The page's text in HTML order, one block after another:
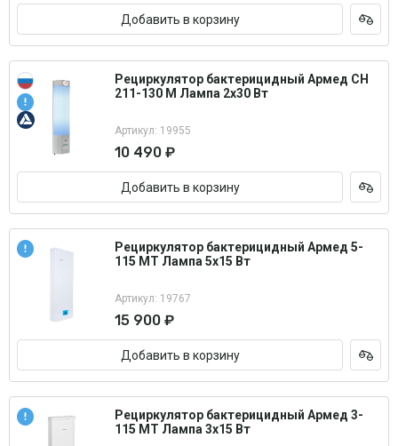
Добавить в корзину
Рециркулятор бактерицидный Армед СН
211-130 М Лампа 2х30 Вт
Артикул: 19955
10 490 ₽
Добавить в корзину
Рециркулятор бактерицидный Армед 5-
115 МТ Лампа 5х15 Вт
Артикул: 19767
15 900 ₽
Добавить в корзину
Рециркулятор бактерицидный Армед 3-
115 МТ Лампа 3х15 Вт